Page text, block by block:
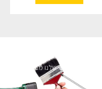
לניוזלטר שלנו מבטיחים לא